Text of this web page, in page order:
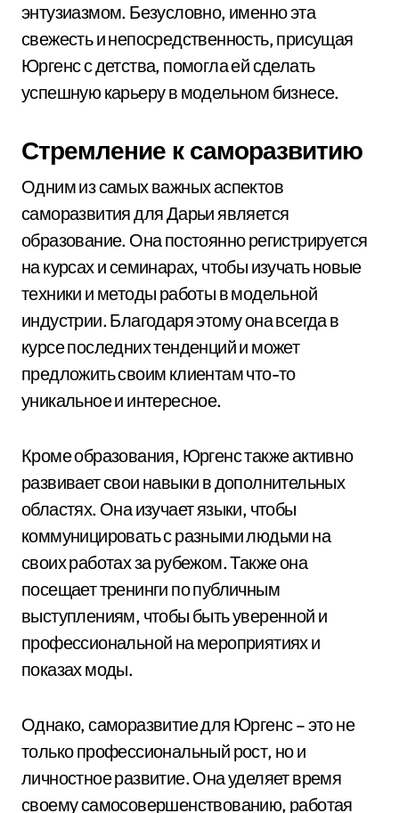
энтузиазмом. Безусловно, именно эта
свежесть и непосредственность, присущая
Юргенс с детства, помогла ей сделать
успешную карьеру в модельном бизнесе.
Стремление к саморазвитию
Одним из самых важных аспектов
саморазвития для Дарьи является
образование. Она постоянно регистрируется
на курсах и семинарах, чтобы изучать новые
техники и методы работы в модельной
индустрии. Благодаря этому она всегда в
курсе последних тенденций и может
предложить своим клиентам что-то
уникальное и интересное.
Кроме образования, Юргенс также активно
развивает свои навыки в дополнительных
областях. Она изучает языки, чтобы
коммуницировать с разными людьми на
своих работах за рубежом. Также она
посещает тренинги по публичным
выступлениям, чтобы быть уверенной и
профессиональной на мероприятиях и
показах моды.
Однако, саморазвитие для Юргенс – это не
только профессиональный рост, но и
личностное развитие. Она уделяет время
своему самосовершенствованию, работая